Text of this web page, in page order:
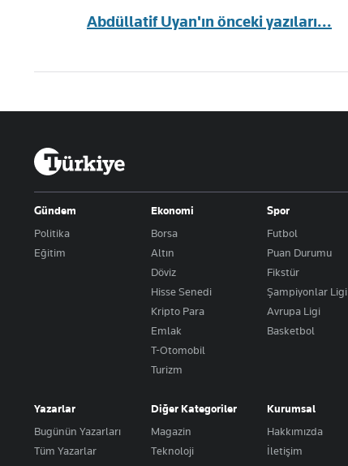
Abdüllatif Uyan'ın önceki yazıları...
Gündem
Politika
Eğitim
Ekonomi
Borsa
Altın
Döviz
Hisse Senedi
Kripto Para
Emlak
T-Otomobil
Turizm
Spor
Futbol
Puan Durumu
Fikstür
Şampiyonlar Ligi
Avrupa Ligi
Basketbol
Yazarlar
Bugünün Yazarları
Tüm Yazarlar
Diğer Kategoriler
Magazin
Teknoloji
Kurumsal
Hakkımızda
İletişim